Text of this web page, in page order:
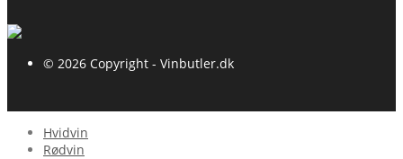
© 2026 Copyright - Vinbutler.dk
Hvidvin
Rødvin